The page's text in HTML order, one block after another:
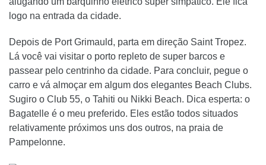
logo na entrada da cidade.
Depois de Port Grimauld, parta em direção Saint Tropez.
Lá você vai visitar o porto repleto de super barcos e
passear pelo centrinho da cidade. Para concluir, pegue o
carro e vá almoçar em algum dos elegantes Beach Clubs.
Sugiro o Club 55, o Tahiti ou Nikki Beach. Dica esperta: o
Bagatelle é o meu preferido. Eles estão todos situados
relativamente próximos uns dos outros, na praia de
Pampelonne.